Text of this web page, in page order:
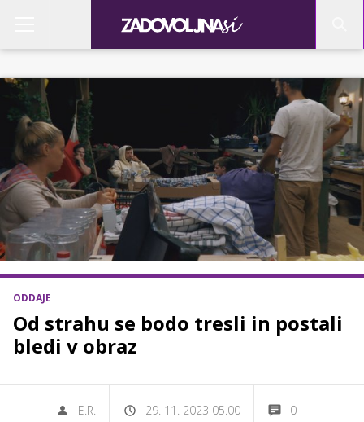
ODDAJE
Od strahu se bodo tresli in postali
bledi v obraz
E.R. 29. 11. 2023 05.00 0